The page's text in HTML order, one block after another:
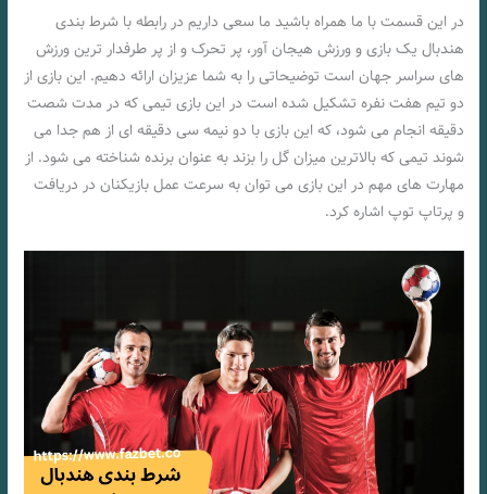
در این قسمت با ما همراه باشید ما سعی داریم در رابطه با شرط بندی
هندبال یک بازی و ورزش هیجان آور، پر تحرک و از پر طرفدار ترین ورزش
های سراسر جهان است توضیحاتی را به شما عزیزان ارائه دهیم. این بازی از
دو تیم هفت نفره تشکیل شده است در این بازی تیمی که در مدت شصت
دقیقه انجام می شود، که این بازی با دو نیمه سی دقیقه ای از هم جدا می
شوند تیمی که بالاترین میزان گل را بزند به عنوان برنده شناخته می شود. از
مهارت های مهم در این بازی می توان به سرعت عمل بازیکنان در دریافت
و پرتاپ توپ اشاره کرد.